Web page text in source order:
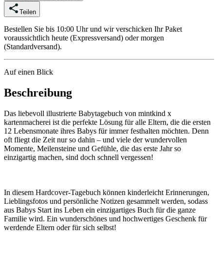
Teilen
Bestellen Sie bis 10:00 Uhr und wir verschicken Ihr Paket
voraussichtlich heute (Expressversand) oder morgen
(Standardversand).
Auf einen Blick
Beschreibung
Das liebevoll illustrierte Babytagebuch von mintkind x
kartenmacherei ist die perfekte Lösung für alle Eltern, die die ersten
12 Lebensmonate ihres Babys für immer festhalten möchten. Denn
oft fliegt die Zeit nur so dahin – und viele der wundervollen
Momente, Meilensteine und Gefühle, die das erste Jahr so
einzigartig machen, sind doch schnell vergessen!
In diesem Hardcover-Tagebuch können kinderleicht Erinnerungen,
Lieblingsfotos und persönliche Notizen gesammelt werden, sodass
aus Babys Start ins Leben ein einzigartiges Buch für die ganze
Familie wird. Ein wunderschönes und hochwertiges Geschenk für
werdende Eltern oder für sich selbst!